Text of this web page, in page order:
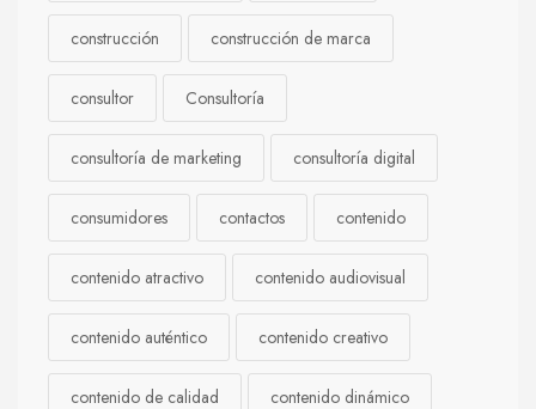
construcción construcción de marca
consultor Consultoría
consultoría de marketing consultoría digital
consumidores contactos contenido
contenido atractivo contenido audiovisual
contenido auténtico contenido creativo
contenido de calidad contenido dinámico